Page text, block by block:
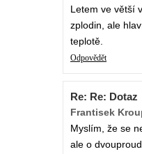
Letem ve větší
zplodin, ale
teplotě.
Odpovědět
Re: Re: Dotaz
Frantisek
Myslím, že se
ale o